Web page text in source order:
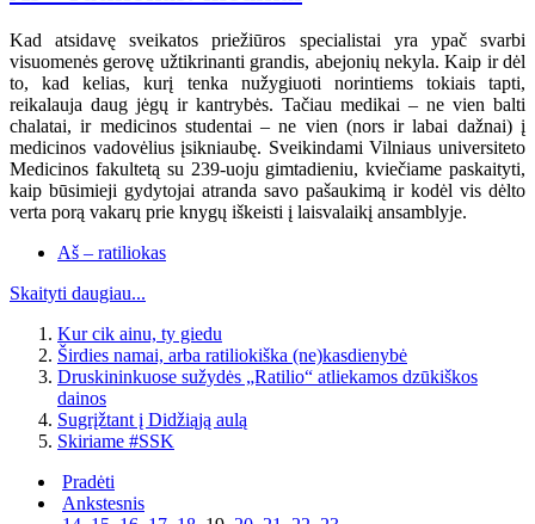
Kad atsidavę sveikatos priežiūros specialistai yra ypač svarbi
visuomenės gerovę užtikrinanti grandis, abejonių nekyla. Kaip ir dėl
to, kad kelias, kurį tenka nužygiuoti norintiems tokiais tapti,
reikalauja daug jėgų ir kantrybės. Tačiau medikai – ne vien balti
chalatai, ir medicinos studentai – ne vien (nors ir labai dažnai) į
medicinos vadovėlius įsikniaubę. Sveikindami Vilniaus universiteto
Medicinos fakultetą su 239-uoju gimtadieniu, kviečiame paskaityti,
kaip būsimieji gydytojai atranda savo pašaukimą ir kodėl vis dėlto
verta porą vakarų prie knygų iškeisti į laisvalaikį ansamblyje.
Aš – ratiliokas
Skaityti daugiau...
Kur cik ainu, ty giedu
Širdies namai, arba ratiliokiška (ne)kasdienybė
Druskininkuose sužydės „Ratilio“ atliekamos dzūkiškos
dainos
Sugrįžtant į Didžiąją aulą
Skiriame #SSK
Pradėti
Ankstesnis